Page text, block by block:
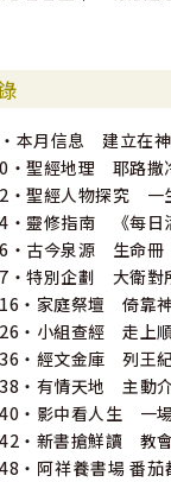
本月信息 建立在
・聖經地理 耶路撒
・聖經人物探究 一
・靈修指南 《每日
・古今泉源 生命冊
・特別企劃 大衛對
・家庭祭壇 倚靠
・小組查經 走上
・經文金庫 列王紀
・有情天地 主動
・影中看人生 一
・新書搶鮮讀 教
・阿祥養書場 番